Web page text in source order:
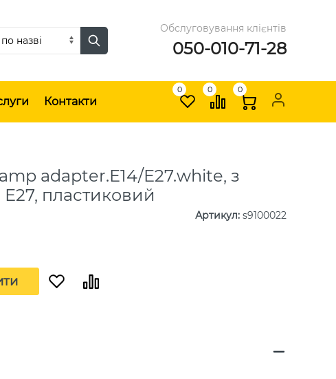
Обслуговування клієнтів
050-010-71-28
Контакти
0 0 0
adapter.Е14/Е27.white, з
Е27, пластиковий
Артикул: s9100022